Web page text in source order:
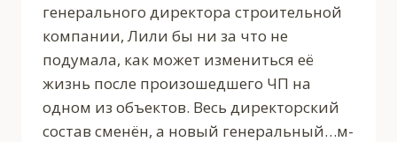
генерального директора строительной
компании, Лили бы ни за что не
подумала, как может измениться её
жизнь после произошедшего ЧП на
одном из объектов. Весь директорский
состав сменён, а новый генеральный…м-